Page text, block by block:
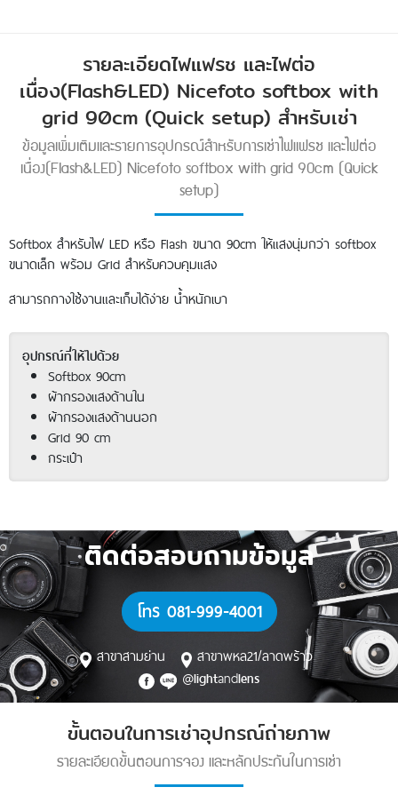
รายละเอียดไฟแฟรช และไฟต่อ
เนื่อง(Flash&LED) Nicefoto softbox with
grid 90cm (Quick setup) สำหรับเช่า
ข้อมูลเพิ่มเติมและรายการอุปกรณ์สำหรับการเช่าไฟแฟรช และไฟต่อ
เนื่อง(Flash&LED) Nicefoto softbox with grid 90cm (Quick
setup)
Softbox สำหรับไฟ LED หรือ Flash ขนาด 90cm ให้แสงนุ่มกว่า softbox
ขนาดเล็ก พร้อม Grid สำหรับควบคุมแสง
สามารถกางใช้งานและเก็บได้ง่าย น้ำหนักเบา
อุปกรณ์ที่ให้ไปด้วย
Softbox 90cm
ผ้ากรองแสงด้านใน
ผ้ากรองแสงด้านนอก
Grid 90 cm
กระเป๋า
ติดต่อสอบถามข้อมูล
โทร 081-999-4001
สาขาสามย่าน
สาขาพหล21/ลาดพร้าว
@lightandlens
ขั้นตอนในการเช่าอุปกรณ์ถ่ายภาพ
รายละเอียดขั้นตอนการจอง และหลักประกันในการเช่า